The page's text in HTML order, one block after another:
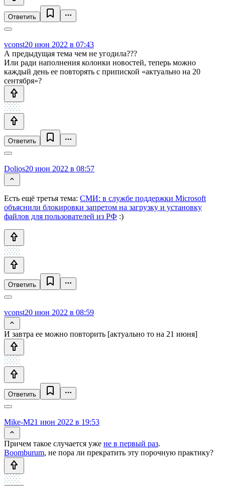
Ответить
vconst20 июн 2022 в 07:43
А предыдущая тема чем не угодила???
Или ради наполнения колонки новостей, теперь можно
каждый день ее повторять с припиской «актуально на 20
сентября»?
Ответить
Dolios20 июн 2022 в 08:57
Есть ещё третья тема: СМИ: в службе поддержки Microsoft
объяснили блокировки запретом на загрузку и установку
файлов для пользователей из РФ :)
Ответить
vconst20 июн 2022 в 08:59
И завтра ее можно повторить [актуально то на 21 июня]
Ответить
Mike-M21 июн 2022 в 19:53
Причем такое случается уже не в первый раз.
Boomburum, не пора ли прекратить эту порочную практику?